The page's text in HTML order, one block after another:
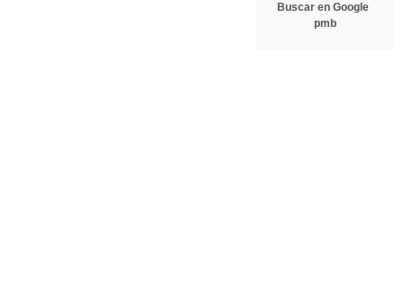
Buscar en Google
pmb